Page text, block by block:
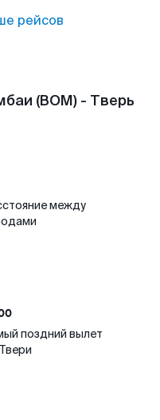
рейсов
(BOM) - Тверь
между
поздний вылет